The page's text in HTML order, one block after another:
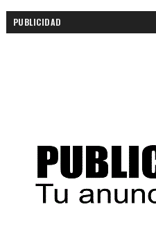
PUBLICIDAD